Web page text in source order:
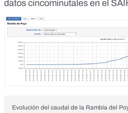
datos cincominutales en el
Evolución del caudal de la Rambla del